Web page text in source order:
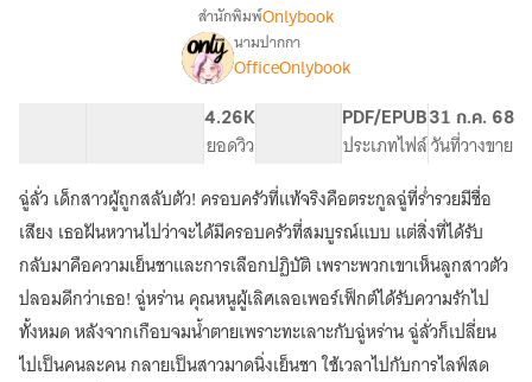
นิกาย
เล่ม
18
เรื่อง[จบ]
เกิด
เป็น
เจ้า
นิกาย
มา
ไลฟ์
สด
สำนักพิมพ์Onlybook
นามปากกา
OfficeOnlybook
4.26K
ยอดวิว
PDF/EPUB
ประเภทไฟล์
31 ก.ค. 68
วันที่วางขาย
ฉู่ลั่ว เด็กสาวผู้ถูกสลับตัว! ครอบครัวที่แท้จริงคือตระกูลฉู่ที่ร่ำรวยมีชื่อ
เสียง เธอฝันหวานไปว่าจะได้มีครอบครัวที่สมบูรณ์แบบ แต่สิ่งที่ได้รับ
กลับมาคือความเย็นชาและการเลือกปฏิบัติ เพราะพวกเขาเห็นลูกสาวตัว
ปลอมดีกว่าเธอ! ฉู่หร่าน คุณหนูผู้เลิศเลอเพอร์เฟ็กต์ได้รับความรักไป
ทั้งหมด หลังจากเกือบจมน้ำตายเพราะทะเลาะกับฉู่หร่าน ฉู่ลั่วก็เปลี่ยน
ไปเป็นคนละคน กลายเป็นสาวมาดนิ่งเย็นชา ใช้เวลาไปกับการไลฟ์สด